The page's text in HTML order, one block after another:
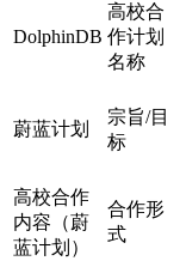
DolphinDB
高校合
作计划
名称
蔚蓝计划
宗旨/目
标
高校合作
内容（蔚
蓝计划）
合作形
式